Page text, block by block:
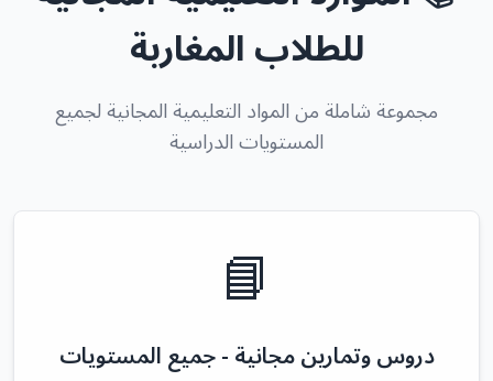
للطلاب المغاربة
مجموعة شاملة من المواد التعليمية المجانية لجميع
المستويات الدراسية
📘
دروس وتمارين مجانية - جميع المستويات